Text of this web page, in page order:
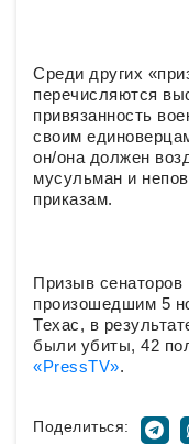
Среди других
перечисляются
привязанность
своим
он/она должен
мусульман и
приказам.
Призыв сенаторов
произошедшим 5
Техас, в
были убиты, 42
«PressTV».
Поделиться: